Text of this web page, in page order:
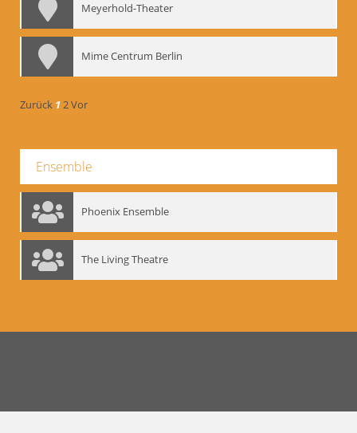
Meyerhold-Theater
Mime Centrum Berlin
Zurück 12Vor
Ensemble
Phoenix Ensemble
The Living Theatre